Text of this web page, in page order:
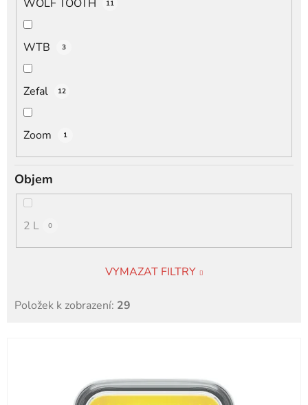
WOLF TOOTH 11
WTB 3
Zefal 12
Zoom 1
Objem
2 L 0
VYMAZAT FILTRY
Položek k zobrazení: 29